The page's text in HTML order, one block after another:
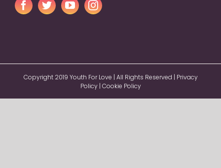
Copyright 2019 Youth For Love | All Rights Reserved | Privacy
Policy| Cookie Policy